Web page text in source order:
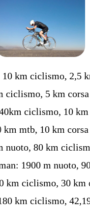
km ciclismo, 2,5
ciclismo, 5 km corsa
ciclismo, 10 km
km mtb, 10 km corsa
nuoto, 80 km
1900 m nuoto,
km ciclismo, 30 km
km ciclismo,